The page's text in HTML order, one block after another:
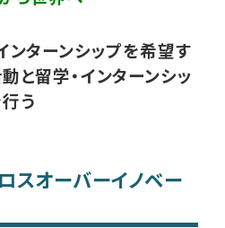
ンターンシップを希望す
と留学・インターンシッ
う
スオーバーイノベー